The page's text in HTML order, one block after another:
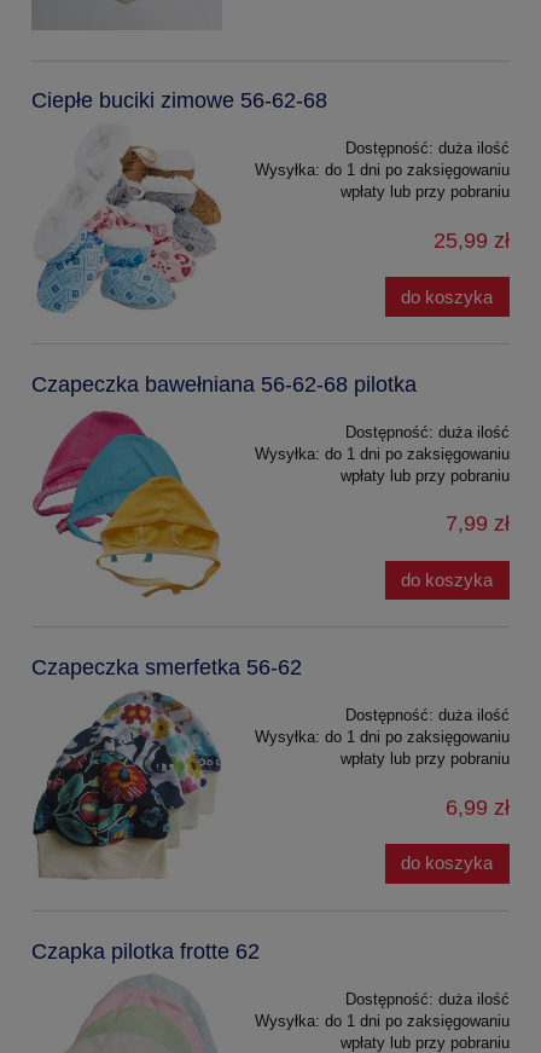
Ciepłe buciki zimowe 56-62-68
Dostępność: duża ilość
Wysyłka: do 1 dni po zaksięgowaniu
wpłaty lub przy pobraniu
25,99 zł
do koszyka
Czapeczka bawełniana 56-62-68 pilotka
Dostępność: duża ilość
Wysyłka: do 1 dni po zaksięgowaniu
wpłaty lub przy pobraniu
7,99 zł
do koszyka
Czapeczka smerfetka 56-62
Dostępność: duża ilość
Wysyłka: do 1 dni po zaksięgowaniu
wpłaty lub przy pobraniu
6,99 zł
do koszyka
Czapka pilotka frotte 62
Dostępność: duża ilość
Wysyłka: do 1 dni po zaksięgowaniu
wpłaty lub przy pobraniu